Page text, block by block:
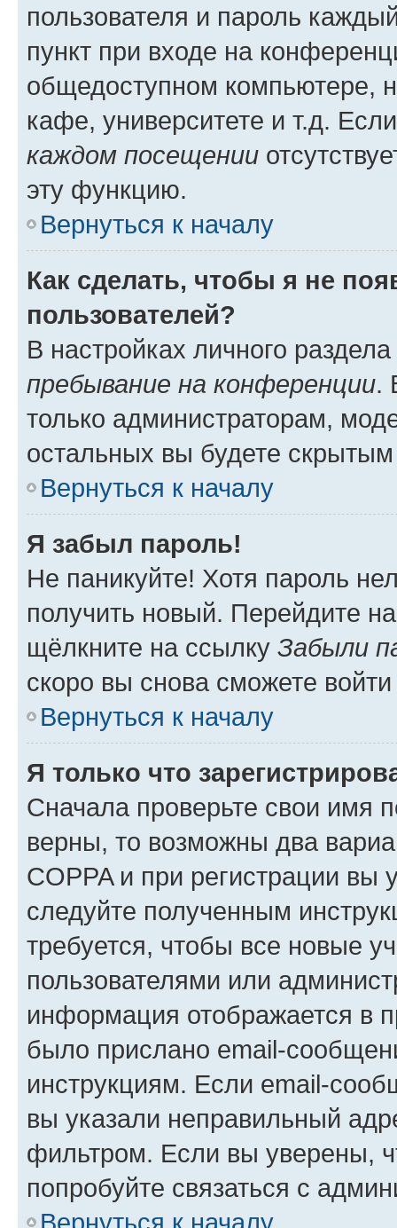
пользователя и пароль
пункт при входе на
общедоступном компьютере,
кафе, университете и т.д.
каждом посещении
эту функцию.
Вернуться к началу
Как сделать, чтобы я не
пользователей?
В настройках личного
пребывание на конференции.
только администраторам,
остальных вы будете
Вернуться к началу
Я забыл пароль!
Не паникуйте! Хотя пароль
получить новый. Перейдите
щёлкните на ссылку Забыли
скоро вы снова сможете
Вернуться к началу
Я только что
Сначала проверьте свои имя
верны, то возможны два
COPPA и при регистрации вы
следуйте полученным
требуется, чтобы все новые
пользователями или
информация отображается в
было прислано email-
инструкциям. Если email-
вы указали неправильный
фильтром. Если вы уверены,
попробуйте связаться с
Вернуться к началу